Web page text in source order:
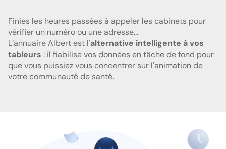
Finies les heures passées à appeler les cabinets pour
vérifier un numéro ou une adresse...
L’annuaire Albert est l'alternative intelligente à vos
tableurs : il fiabilise vos données en tâche de fond pour
que vous puissiez vous concentrer sur l'animation de
votre communauté de santé.